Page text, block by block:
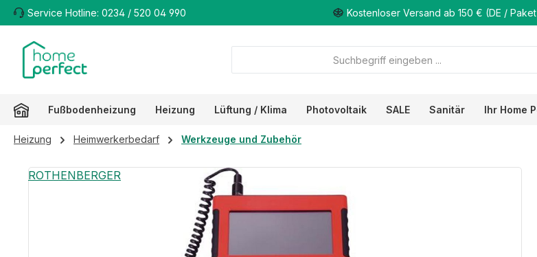
Hauptinhalt springen
Zur Suche springen
Zur Hauptnavigation springen
Service Hotline: 0234 / 520 04 990 Kostenloser Versand ab 150 € (DE /
Fußbodenheizung Heizung Lüftung / Klima Photovoltaik SALE Sanitär Ihr Home
Heizung Heimwerkerbedarf Werkzeuge und Zubehör
ROTHENBERGER
Bildergalerie überspringen